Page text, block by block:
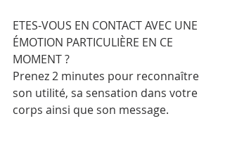
ETES-VOUS EN CONTACT AVEC UNE
ÉMOTION PARTICULIÈRE EN CE
MOMENT ?
Prenez 2 minutes pour reconnaître
son utilité, sa sensation dans votre
corps ainsi que son message.